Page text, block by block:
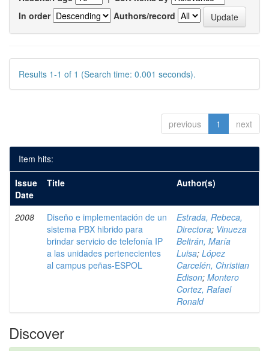
In order
Authors/record
Results 1-1 of 1 (Search time: 0.001 seconds).
previous 1 next
Item hits:
Issue
Date
Title Author(s)
2008
Diseño e implementación de un
sistema PBX hibrido para
brindar servicio de telefonía IP
a las unidades pertenecientes
al campus peñas-ESPOL
Estrada, Rebeca,
Directora; Vinueza
Beltrán, María
Luisa; López
Carcelén, Christian
Edison; Montero
Cortez, Rafael
Ronald
Discover